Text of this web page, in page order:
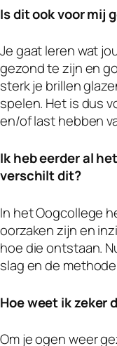
Is dit ook voor mij
Je gaat leren wat
gezond te zijn en
sterk je brillen
spelen. Het is dus
en/of last hebben
Ik heb eerder al
verschilt dit?
In het Oogcollege
oorzaken zijn en
hoe die ontstaan.
slag en de
Hoe weet ik zeker
Om je ogen weer